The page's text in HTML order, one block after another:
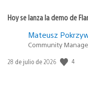
Hoy se lanza la demo de
Mateusz
Community
Fecha
28 de julio de 2026 4